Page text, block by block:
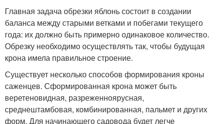
Главная задача обрезки яблонь состоит в создании
баланса между старыми ветками и побегами текущего
года: их должно быть примерно одинаковое количество.
Обрезку необходимо осуществлять так, чтобы будущая
крона имела правильное строение.
Существует несколько способов формирования кроны
саженцев. Сформированная крона может быть
веретеновидная, разреженноярусная,
среднештамбовая, комбинированная, пальмет и других
форм. Для начинающего садовода будет легче